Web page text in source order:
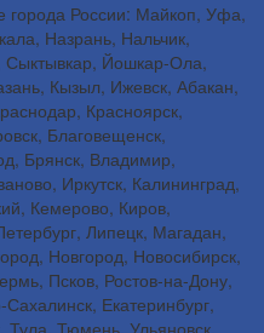
города России: Майкоп, Уфа,
Назрань, Нальчик,
Сыктывкар, Йошкар-Ола,
Кызыл, Ижевск, Абакан,
Красноярск,
Благовещенск,
Брянск, Владимир,
Иркутск, Калининград,
Кемерово, Киров,
Липецк, Магадан,
Новгород, Новосибирск,
Псков, Ростов-на-Дону,
Екатеринбург,